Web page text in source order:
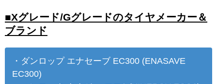
■Xグレード/Gグレードのタイヤメーカー＆
ブランド
・ダンロップ エナセーブ EC300 (ENASAVE
EC300)